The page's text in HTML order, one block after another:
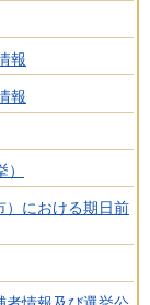
報
報
における期日前